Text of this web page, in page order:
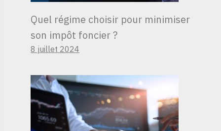
Quel régime choisir pour minimiser
son impôt foncier ?
8 juillet 2024